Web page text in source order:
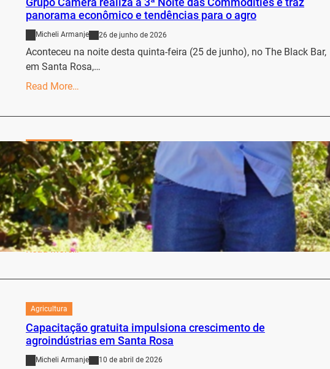
panorama econômico e tendências para o agro
Micheli Armanje 26 de junho de 2026
Aconteceu na noite desta quinta-feira (25 de junho), no The Black Bar,
em Santa Rosa,…
Read More…
Agricultura
Agroindústria Familiar Seibert é inaugurada em Campina das
Missões
Micheli Armanje 14 de abril de 2026
Oficialmente inaugurada na sexta-feira (10/04), a Agroindústria
Familiar Seibert, da localidade de Linha Primeiro de…
Read More…
Agricultura
Capacitação gratuita impulsiona crescimento de
agroindústrias em Santa Rosa
Micheli Armanje 10 de abril de 2026